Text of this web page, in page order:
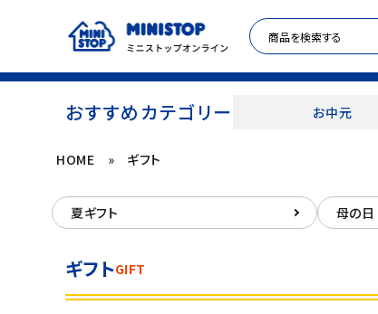
おすすめカテゴリー お中元
ACCOUNT MENU
ログイン person 新規登録
セール商品
HOME » ギフト
夏ギフト 母の日
ギフトGIFT